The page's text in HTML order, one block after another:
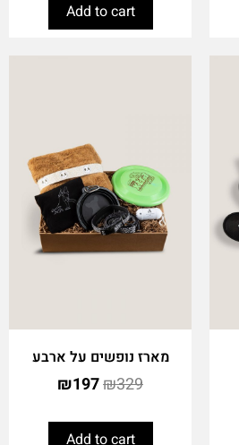
Add to cart
מארז נופשים על ארבע
₪329
₪197
Add to cart